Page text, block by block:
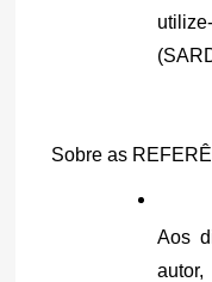
Sobre as
Aos